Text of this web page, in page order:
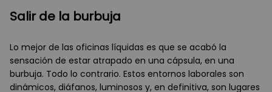
Salir de la burbuja
Lo mejor de las oficinas líquidas es que se acabó la
sensación de estar atrapado en una cápsula, en una
burbuja. Todo lo contrario. Estos entornos laborales son
dinámicos, diáfanos, luminosos y, en definitiva, son lugares